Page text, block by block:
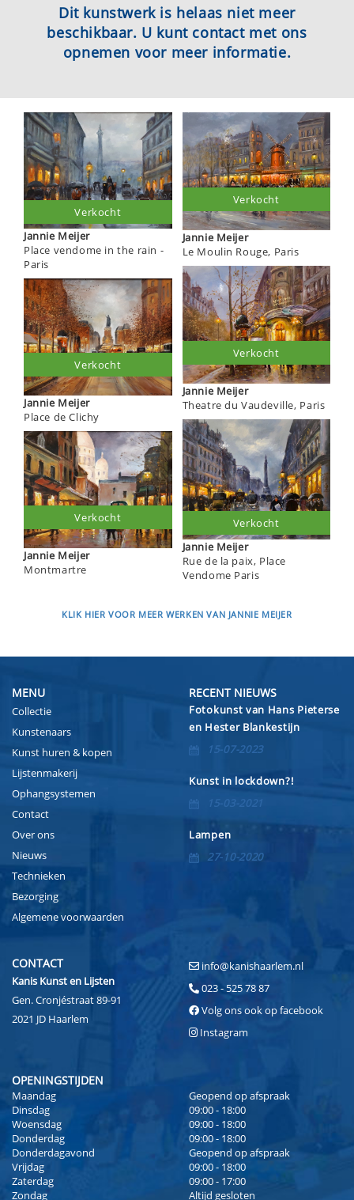
Dit kunstwerk is helaas niet meer
beschikbaar. U kunt contact met ons
opnemen voor meer informatie.
Jannie Meijer
Place vendome in the rain -
Paris
Verkocht
Jannie Meijer
Place de Clichy
Verkocht
Jannie Meijer
Montmartre
Verkocht
Jannie Meijer
Le Moulin Rouge, Paris
Verkocht
Jannie Meijer
Theatre du Vaudeville, Paris
Verkocht
Jannie Meijer
Rue de la paix, Place
Vendome Paris
Verkocht
KLIK HIER VOOR MEER WERKEN VAN JANNIE MEIJER
MENU
Collectie
Kunstenaars
Kunst huren & kopen
Lijstenmakerij
Ophangsystemen
Contact
Over ons
Nieuws
Technieken
Bezorging
Algemene voorwaarden
RECENT NIEUWS
Fotokunst van Hans Pieterse
en Hester Blankestijn
15-07-2023
Kunst in lockdown?!
15-03-2021
Lampen
27-10-2020
CONTACT
Kanis Kunst en Lijsten
Gen. Cronjéstraat 89-91
2021 JD Haarlem
info@kanishaarlem.nl
023 - 525 78 87
Volg ons ook op facebook
Instagram
OPENINGSTIJDEN
Maandag
Geopend op afspraak
Dinsdag
09:00 - 18:00
Woensdag
09:00 - 18:00
Donderdag
09:00 - 18:00
Donderdagavond
Geopend op afspraak
Vrijdag
09:00 - 18:00
Zaterdag
09:00 - 17:00
Zondag
Altijd gesloten